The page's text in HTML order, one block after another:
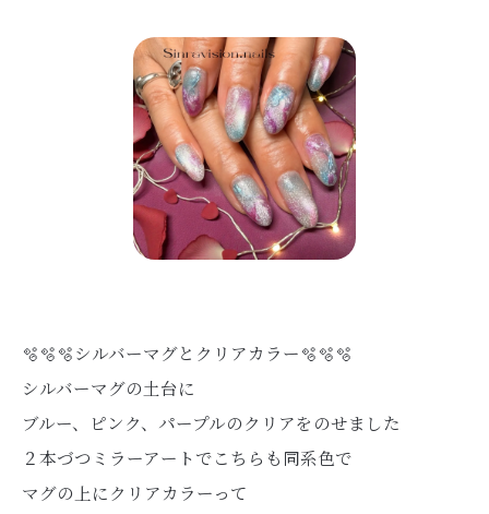
🫧🫧🫧シルバーマグとクリアカラー🫧🫧🫧
シルバーマグの土台に
ブルー、ピンク、パープルのクリアをのせました
２本づつミラーアートでこちらも同系色で
マグの上にクリアカラーって